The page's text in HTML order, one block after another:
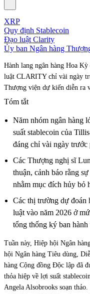
XRP
Quy định Stablecoin
Đạo luật Clarity
Ủy ban Ngân hàng
Hành lang ngân hàng Hoa
luật CLARITY chỉ vài ngày
Thượng viện dự kiến diễn ra
Tóm tắt
Năm nhóm ngân hàng
suất stablecoin của
đáng chỉ vài ngày trước
Các Thượng nghị sĩ
thuận, cảnh báo rằng
nhằm mục đích hủy
Các thị trường dự đoán
luật vào năm 2026 ở
tổng thống ký ban
Tuần này, Hiệp hội Ngân
hội Ngân hàng Tiêu dùng,
hàng Cộng đồng Độc lập đã
thỏa hiệp về lợi suất
Angela Alsobrooks soạn